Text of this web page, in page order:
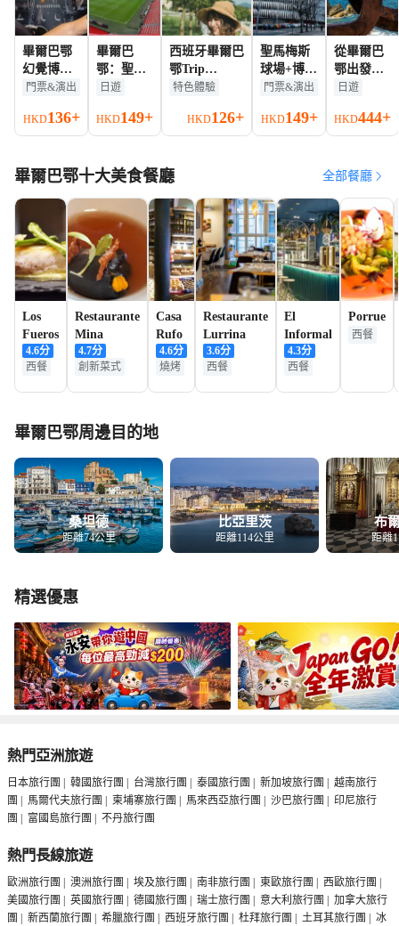
畢爾巴鄂
幻覺博物
館入口小
門票&演出
HKD136+
畢爾巴
鄂：聖馬
梅斯博物
導覽
日遊
HKD149+
西班牙畢爾巴
鄂Trip
Moments【約
拍抓拍航拍攝
影攝像/多語
指導】
特色體驗
HKD126+
聖馬梅斯
球場+博物
館參觀門
門票&演出
HKD149+
從畢爾巴
鄂出發：
聖塞瓦斯
達瑞比
亞、昂代
亞一日遊
日遊
HKD444+
畢爾巴鄂十大美食餐廳 全部餐廳
Los
Fueros
4.6分
西餐
Restaurante
Mina
4.7分
創新菜式
Casa
Rufo
4.6分
燒烤
Restaurante
Lurrina
3.6分
西餐
El
Informal
4.3分
西餐
Porrue
西餐
畢爾巴鄂周邊目的地
桑坦德
距離74公里
比亞里茨
距離114公里
布
距離
精選優惠
熱門亞洲旅遊
日本旅行團 | 韓國旅行團 | 台灣旅行團 | 泰國旅行團 | 新加坡旅行團 | 越南旅行
團 | 馬爾代夫旅行團 | 柬埔寨旅行團 | 馬來西亞旅行團 | 沙巴旅行團 | 印尼旅行
團 | 富國島旅行團 | 不丹旅行團
熱門長線旅遊
歐洲旅行團 | 澳洲旅行團 | 埃及旅行團 | 南非旅行團 | 東歐旅行團 | 西歐旅行團 |
美國旅行團 | 英國旅行團 | 德國旅行團 | 瑞士旅行團 | 意大利旅行團 | 加拿大旅行
團 | 新西蘭旅行團 | 希臘旅行團 | 西班牙旅行團 | 杜拜旅行團 | 土耳其旅行團 | 冰